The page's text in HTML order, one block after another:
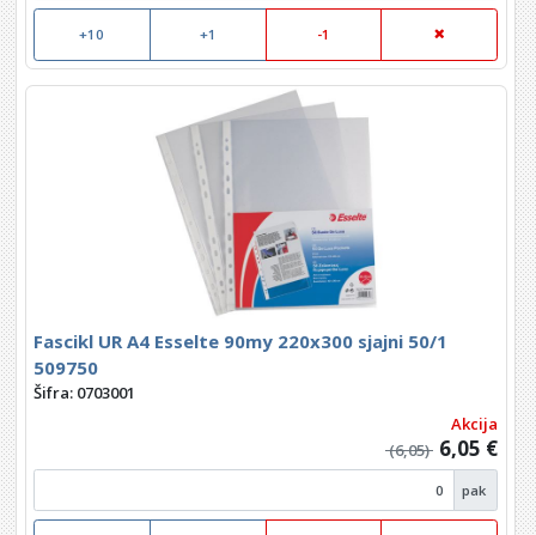
+10 +1 -1
Fascikl UR A4 Esselte 90my 220x300 sjajni 50/1
509750
Šifra: 0703001
Akcija
(6,05) 6,05 €
pak